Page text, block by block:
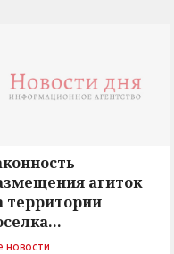
агиток
территории
новости